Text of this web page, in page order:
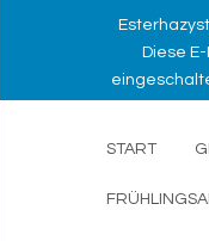
Diese
START